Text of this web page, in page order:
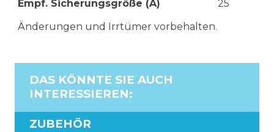
Empf. Sicherungsgröße (A)
25
Änderungen und Irrtümer vorbehalten.
DAS KÖNNTE SIE AUCH
INTERESSIEREN:
ZUBEHÖR